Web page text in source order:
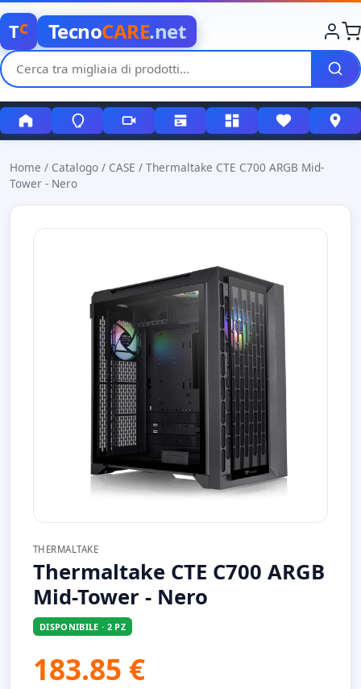
Tc TecnoCARE.net
Home / Catalogo / CASE / Thermaltake CTE C700 ARGB Mid-
Tower - Nero
THERMALTAKE
Thermaltake CTE C700 ARGB
Mid-Tower - Nero
DISPONIBILE · 2 PZ
183.85 €